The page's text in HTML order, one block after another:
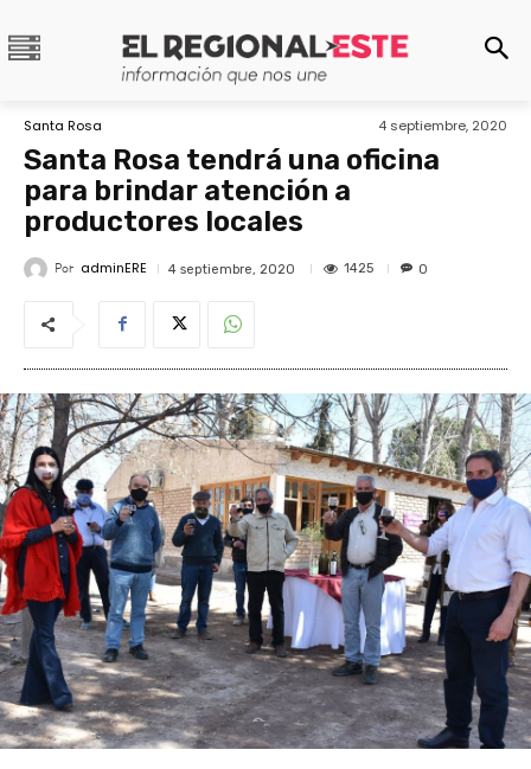
Santa Rosa 4 septiembre, 2020
Santa Rosa tendrá una oficina
para brindar atención a
productores locales
Por adminERE 4 septiembre, 2020 1425 0